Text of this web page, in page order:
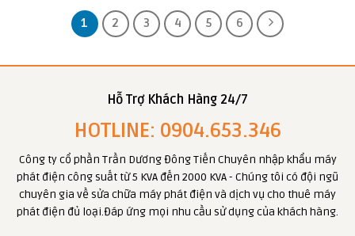
1 2 3 4 5 6
Hỗ Trợ Khách Hàng 24/7
HOTLINE: 0904.653.346
Công ty cổ phần Trần Dương Đông Tiến Chuyên nhập khẩu máy
phát điện công suất từ 5 KVA đến 2000 KVA - Chúng tôi có đội ngũ
chuyên gia về sửa chữa máy phát điện và dịch vụ cho thuê máy
phát điện đủ loại.Đáp ứng mọi nhu cầu sử dụng của khách hàng.